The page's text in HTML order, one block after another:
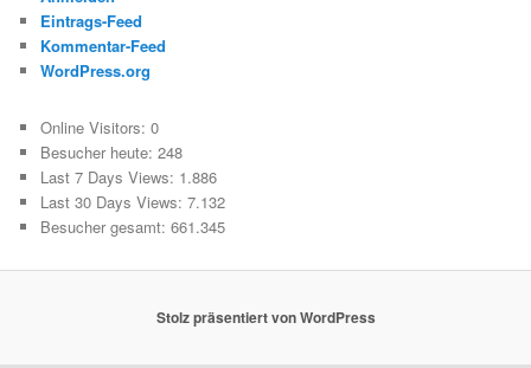
Eintrags-Feed
Kommentar-Feed
WordPress.org
Online Visitors:0
Besucher heute:248
Last 7 Days Views: 1.886
Last 30 Days Views:7.132
Besucher gesamt:661.345
Stolz präsentiert von WordPress